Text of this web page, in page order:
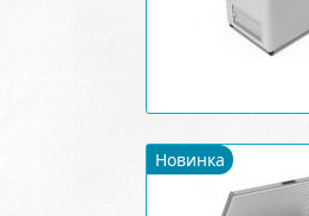
Новинка